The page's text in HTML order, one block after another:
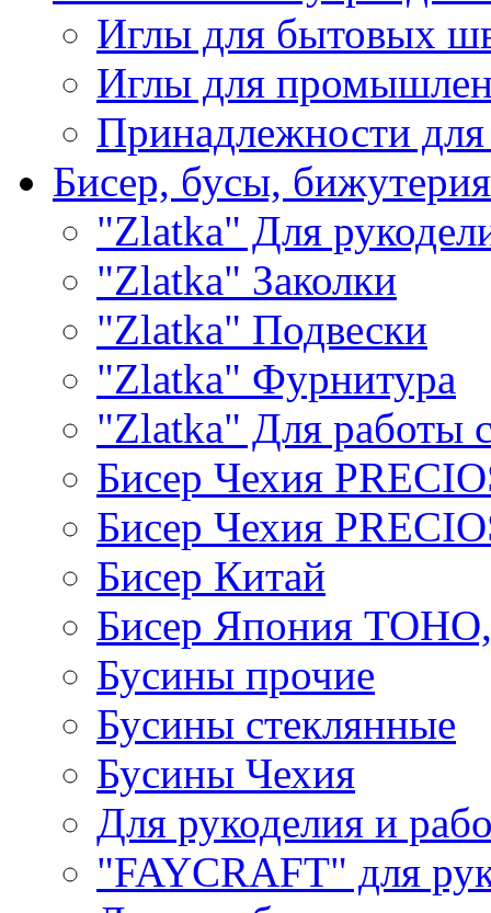
Иглы для бытовых
Иглы для
Принадлежности
Бисер, бусы, бижутерия
"Zlatka" Для
"Zlatka" Заколки
"Zlatka" Подвески
"Zlatka" Фурнитура
"Zlatka" Для работы
Бисер Чехия
Бисер Чехия
Бисер Китай
Бисер Япония
Бусины прочие
Бусины стеклянные
Бусины Чехия
Для рукоделия и
"FAYCRAFT" для